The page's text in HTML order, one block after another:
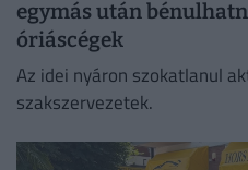
egymás után
óriáscégek
Az idei nyáron szokatlanul
szakszervezetek.